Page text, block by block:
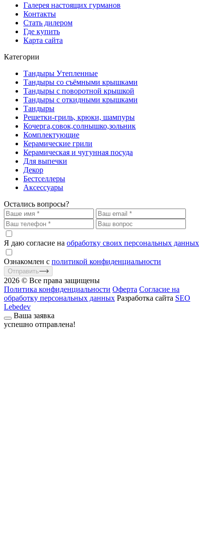
Галерея настоящих гурманов
Контакты
Стать дилером
Где купить
Карта сайта
Категории
Тандыры Утепленные
Тандыры со съёмными крышками
Тандыры с поворотной крышкой
Тандыры с откидными крышками
Тандыры
Решетки-гриль, крюки, шампуры
Кочерга,совок,солнышко,зольник
Комплектующие
Керамические грили
Керамическая и чугунная посуда
Для выпечки
Декор
Бестселлеры
Аксессуары
Остались вопросы?
Я даю согласие на обработку своих персональных данных
Ознакомлен с политикой конфиденциальности
Отправить
2026 © Все права защищены
Политика конфиденциальности Оферта Согласие на
обработку персональных данных Разработка сайта SEO
Lebedev
Ваша заявка
успешно отправлена!